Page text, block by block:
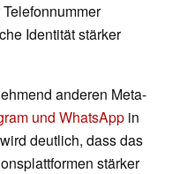
Identität stärker
anderen Meta-
und WhatsApp in
deutlich, dass das
stärker